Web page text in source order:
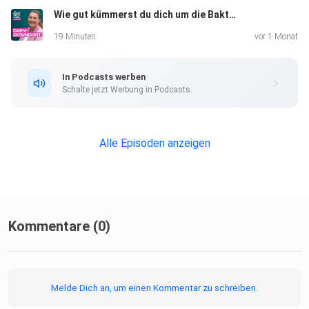
auch,
dass man sein Netzwerk dabei ausbaut.
Beispielsweise hat Andrea bei einer
Herausforderungen, denen man in einer landärztlichen
Wie gut kümmerst du dich um die Bakterien in deinem Darm? Das große Feld der Darmgesundheit!
19 Minuten vor 1 Monat
In Podcasts werben
Schalte jetzt Werbung in Podcasts.
Alle Episoden anzeigen
Kommentare (0)
Melde Dich an, um einen Kommentar zu schreiben.